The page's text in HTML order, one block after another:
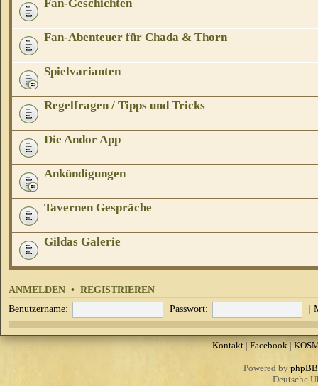
Fan-Geschichten
Fan-Abenteuer für Chada & Thorn
Spielvarianten
Regelfragen / Tipps und Tricks
Die Andor App
Ankündigungen
Tavernen Gespräche
Gildas Galerie
ANMELDEN • REGISTRIEREN
Benutzername: Passwort: |
Kontakt| Facebook|
Powered by phpBB
Deutsche